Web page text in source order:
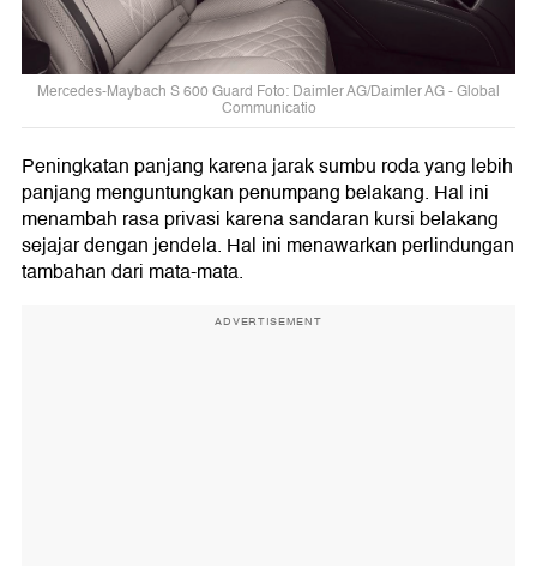
Mercedes-Maybach S 600 Guard Foto: Daimler AG/Daimler AG - Global
Communicatio
Peningkatan panjang karena jarak sumbu roda yang lebih
panjang menguntungkan penumpang belakang. Hal ini
menambah rasa privasi karena sandaran kursi belakang
sejajar dengan jendela. Hal ini menawarkan perlindungan
tambahan dari mata-mata.
ADVERTISEMENT